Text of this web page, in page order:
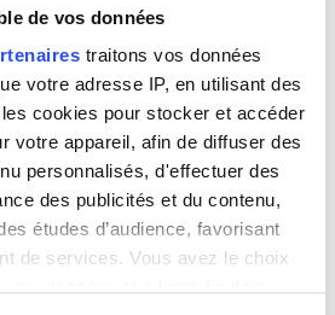
de vos données
traitons vos données
votre adresse IP, en utilisant des
cookies pour stocker et accéder
votre appareil, afin de diffuser des
personnalisés, d'effectuer des
des publicités et du contenu,
études d’audience, favorisant
de services. Vous avez le choix
Artworks]
1878 -
- Bruges 1523